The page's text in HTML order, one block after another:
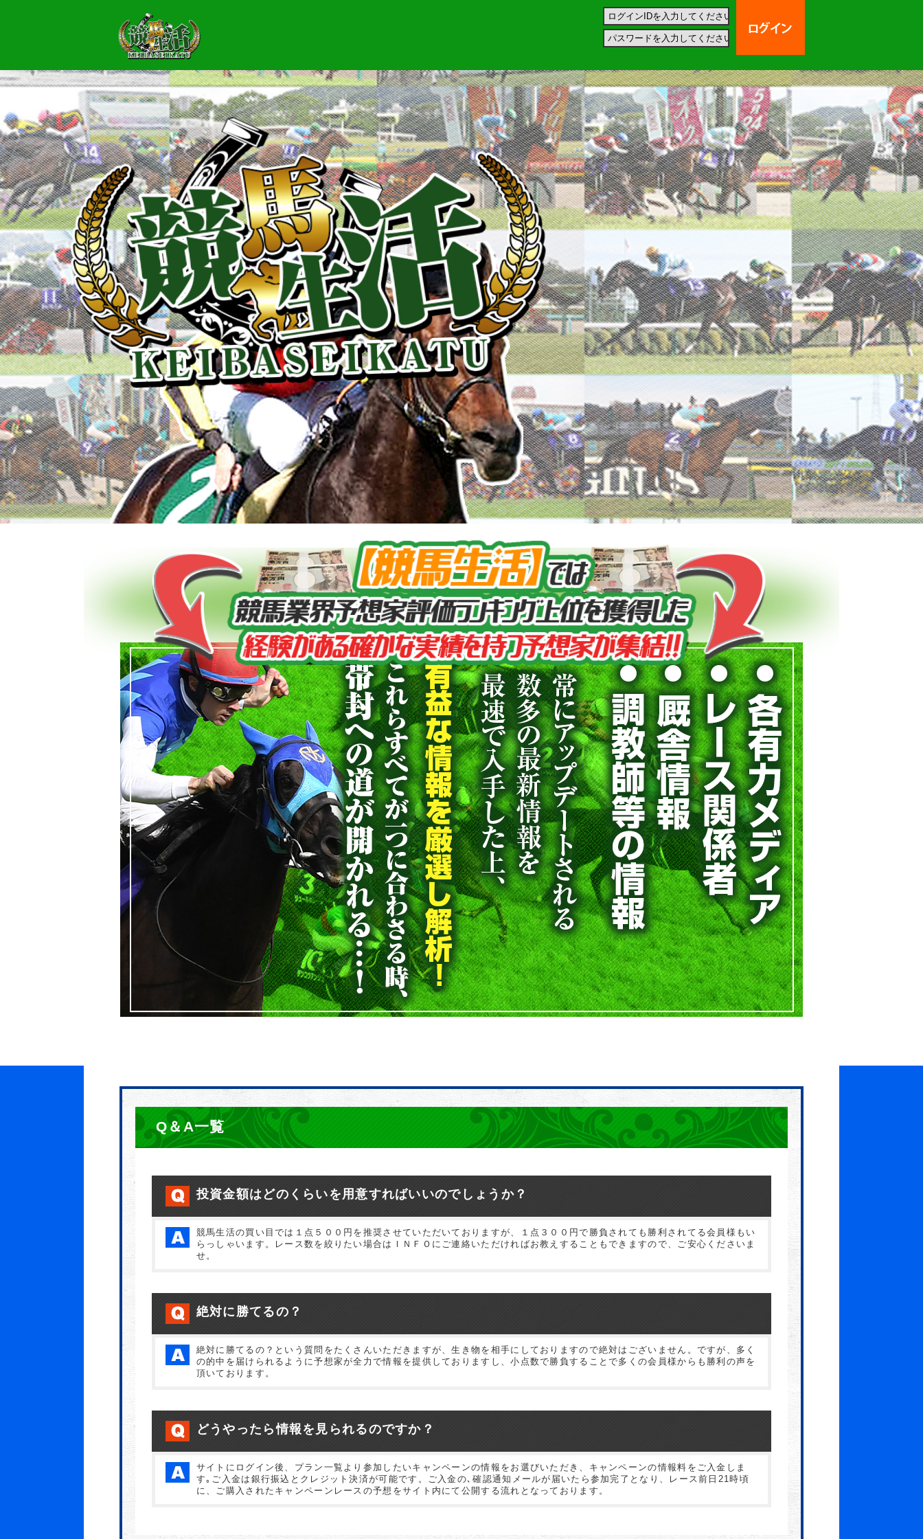
Q＆A一覧
投資金額はどのくらいを用意すればいいのでしょうか？
競馬生活の買い目では１点５００円を推奨させていただいておりますが、１点３００円で勝負されても勝利されてる会員様もい
らっしゃいます。レース数を絞りたい場合はＩＮＦＯにご連絡いただければお教えすることもできますので、ご安心くださいま
せ。
絶対に勝てるの？
絶対に勝てるの？という質問をたくさんいただきますが、生き物を相手にしておりますので絶対はございません。ですが、多く
の的中を届けられるように予想家が全力で情報を提供しておりますし、小点数で勝負することで多くの会員様からも勝利の声を
頂いております。
どうやったら情報を見られるのですか？
.
サイトにログイン後、プラン一覧より参加したいキャンペーンの情報をお選びいただき、キャンペーンの情報料をご入金しま
す｡ご入金は銀行振込とクレジット決済が可能です。ご入金の､確認通知メールが届いたら参加完了となり、レース前日21時頃
に、ご購入されたキャンペーンレースの予想をサイト内にて公開する流れとなっております。